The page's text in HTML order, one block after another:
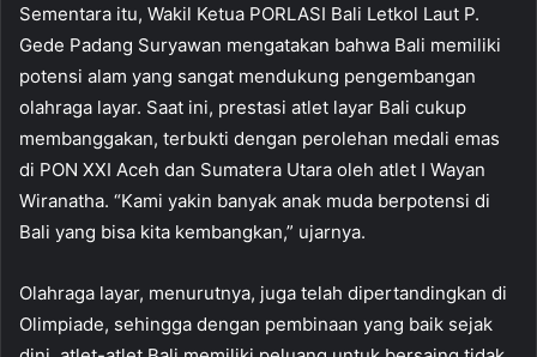
Sementara itu, Wakil Ketua PORLASI Bali Letkol Laut P.
Gede Padang Suryawan mengatakan bahwa Bali memiliki
potensi alam yang sangat mendukung pengembangan
olahraga layar. Saat ini, prestasi atlet layar Bali cukup
membanggakan, terbukti dengan perolehan medali emas
di PON XXI Aceh dan Sumatera Utara oleh atlet I Wayan
Wiranatha. “Kami yakin banyak anak muda berpotensi di
Bali yang bisa kita kembangkan,” ujarnya.
Olahraga layar, menurutnya, juga telah dipertandingkan di
Olimpiade, sehingga dengan pembinaan yang baik sejak